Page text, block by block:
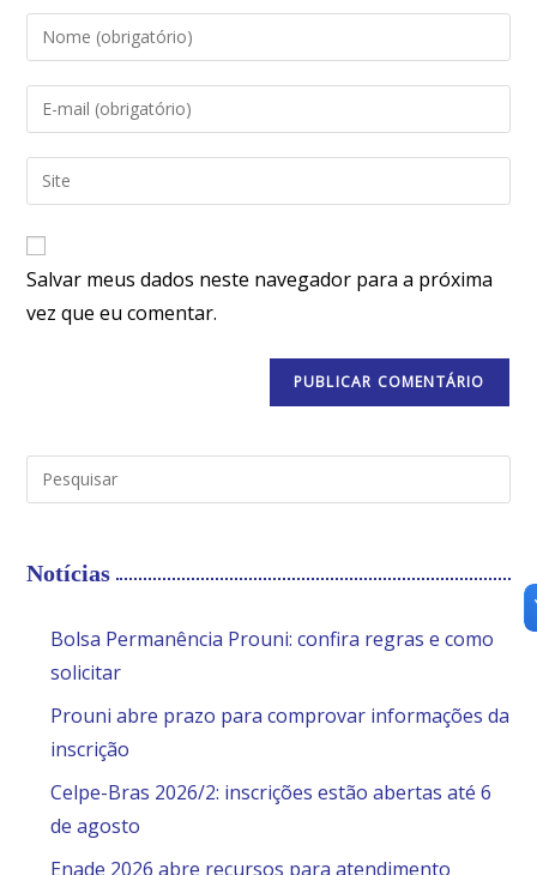
Salvar meus dados neste navegador para a próxima
vez que eu comentar.
Notícias
Bolsa Permanência Prouni: confira regras e como
solicitar
Prouni abre prazo para comprovar informações da
inscrição
Celpe-Bras 2026/2: inscrições estão abertas até 6
de agosto
Enade 2026 abre recursos para atendimento